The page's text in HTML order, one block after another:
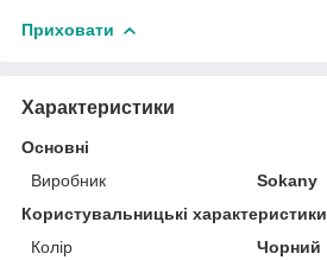
Приховати
Характеристики
Основні
Виробник
Sokany
Користувальницькі характеристики
Колір
Чорний